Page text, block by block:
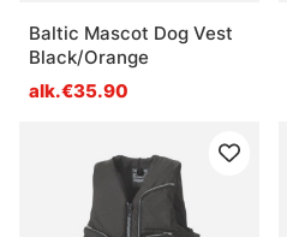
Baltic Mascot Dog Vest
Black/Orange
alk.€35.90